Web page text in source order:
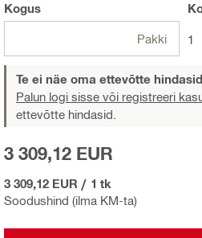
Kogus
Pakki 1
Te ei näe oma ettevõtte hindasid
Palun logi sisse või registreeri
ettevõtte hindasid.
Soodushind (ilma KM-ta)
3 309,12 EUR
3 309,12 EUR / 1 tk